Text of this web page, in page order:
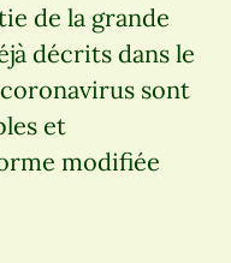
de la grande
décrits dans le
sont
et
modifiée